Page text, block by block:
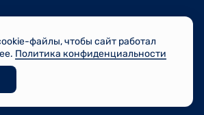
файлы, чтобы сайт работал
Политика конфиденциальности